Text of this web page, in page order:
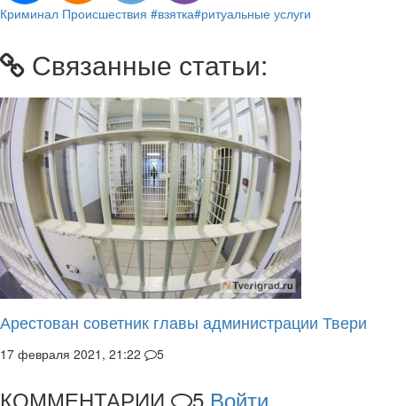
Криминал Происшествия #взятка#ритуальные услуги
Связанные статьи:
Арестован советник главы администрации Твери
17 февраля 2021, 21:22 5
КОММЕНТАРИИ 5 Войти